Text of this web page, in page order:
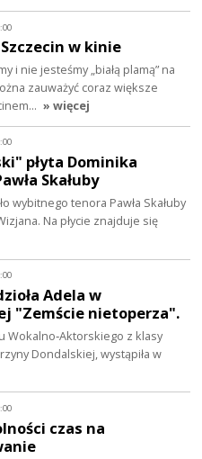
w kinie
i nie jesteśmy „białą plamą” na
zauważyć coraz większe
» więcej
płyta Dominika
Skałuby
wybitnego tenora Pawła Skałuby
Na płycie znajduje się
Adela w
"Zemście nietoperza".
Wokalno‑Aktorskiego z klasy
Dondalskiej, wystąpiła w
czas na